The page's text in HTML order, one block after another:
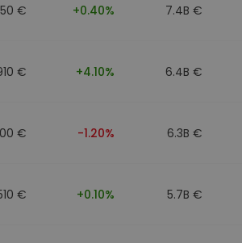
€ +0.40% 7.4B €
€ +4.10% 6.4B €
€ -1.20% 6.3B €
€ +0.10% 5.7B €